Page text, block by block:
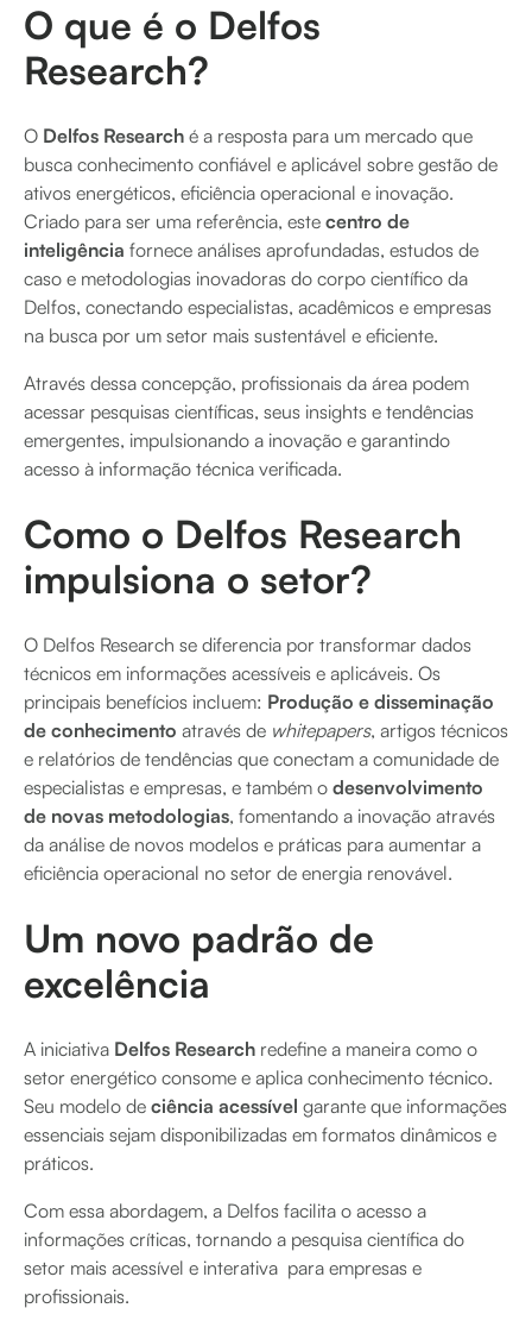
O que é o Delfos
Research?
O Delfos Research é a resposta para um mercado que
busca conhecimento confiável e aplicável sobre gestão de
ativos energéticos, eficiência operacional e inovação.
Criado para ser uma referência, este centro de
inteligência fornece análises aprofundadas, estudos de
caso e metodologias inovadoras do corpo científico da
Delfos, conectando especialistas, acadêmicos e empresas
na busca por um setor mais sustentável e eficiente.
Através dessa concepção, profissionais da área podem
acessar pesquisas científicas, seus insights e tendências
emergentes, impulsionando a inovação e garantindo
acesso à informação técnica verificada.
Como o Delfos Research
impulsiona o setor?
O Delfos Research se diferencia por transformar dados
técnicos em informações acessíveis e aplicáveis. Os
principais benefícios incluem: Produção e disseminação
de conhecimento através de whitepapers, artigos técnicos
e relatórios de tendências que conectam a comunidade de
especialistas e empresas, e também o desenvolvimento
de novas metodologias, fomentando a inovação através
da análise de novos modelos e práticas para aumentar a
eficiência operacional no setor de energia renovável.
Um novo padrão de
excelência
A iniciativa Delfos Research redefine a maneira como o
setor energético consome e aplica conhecimento técnico.
Seu modelo de ciência acessível garante que informações
essenciais sejam disponibilizadas em formatos dinâmicos e
práticos.
Com essa abordagem, a Delfos facilita o acesso a
informações críticas, tornando a pesquisa científica do
setor mais acessível e interativa para empresas e
profissionais.